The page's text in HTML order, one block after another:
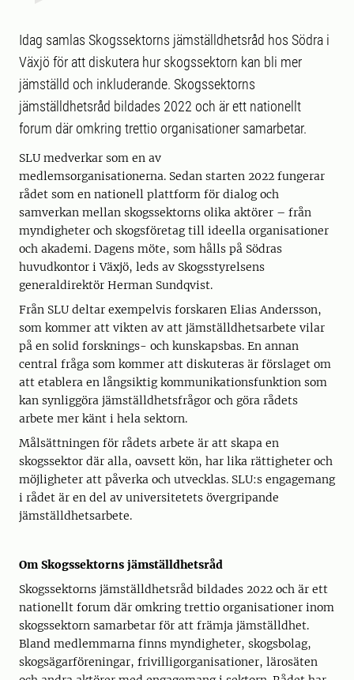
Idag samlas Skogssektorns jämställdhetsråd hos Södra i
Växjö för att diskutera hur skogssektorn kan bli mer
jämställd och inkluderande. Skogssektorns
jämställdhetsråd bildades 2022 och är ett nationellt
forum där omkring trettio organisationer samarbetar.
SLU medverkar som en av
medlemsorganisationerna. Sedan starten 2022 fungerar
rådet som en nationell plattform för dialog och
samverkan mellan skogssektorns olika aktörer – från
myndigheter och skogsföretag till ideella organisationer
och akademi. Dagens möte, som hålls på Södras
huvudkontor i Växjö, leds av Skogsstyrelsens
generaldirektör Herman Sundqvist.
Från SLU deltar exempelvis forskaren Elias Andersson,
som kommer att vikten av att jämställdhetsarbete vilar
på en solid forsknings- och kunskapsbas. En annan
central fråga som kommer att diskuteras är förslaget om
att etablera en långsiktig kommunikationsfunktion som
kan synliggöra jämställdhetsfrågor och göra rådets
arbete mer känt i hela sektorn.
Målsättningen för rådets arbete är att skapa en
skogssektor där alla, oavsett kön, har lika rättigheter och
möjligheter att påverka och utvecklas. SLU:s engagemang
i rådet är en del av universitetets övergripande
jämställdhetsarbete.
Om Skogssektorns jämställdhetsråd
Skogssektorns jämställdhetsråd bildades 2022 och är ett
nationellt forum där omkring trettio organisationer inom
skogssektorn samarbetar för att främja jämställdhet.
Bland medlemmarna finns myndigheter, skogsbolag,
skogsägarföreningar, frivilligorganisationer, lärosäten